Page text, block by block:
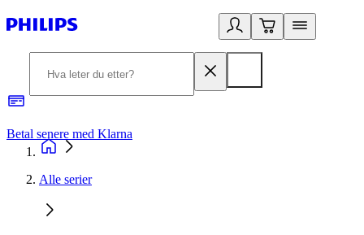
Betal senere med Klarna
Alle serier